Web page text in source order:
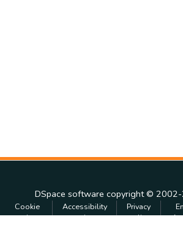
DSpace software copyright ©
Cookie
settings
Accessibility
settings
Privacy
policy